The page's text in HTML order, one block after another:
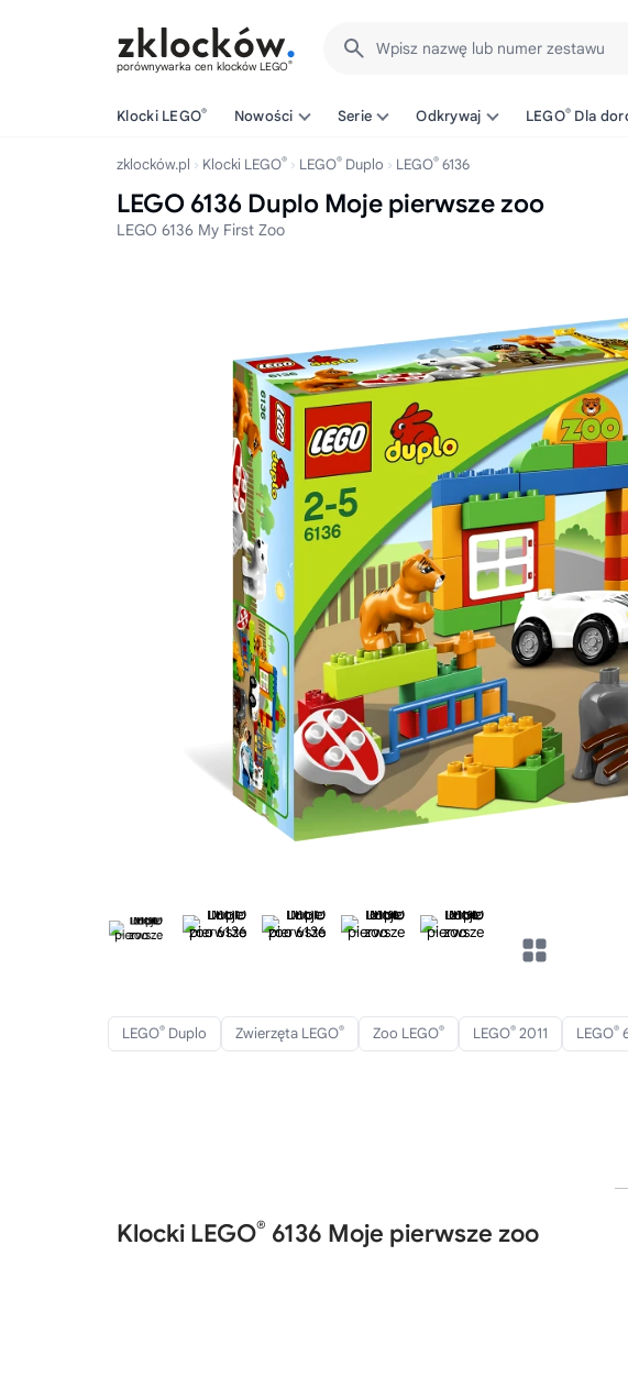
porównywarka cen klocków LEGO®
Wpisz nazwę lub numer zestawu
Klocki LEGO® Nowości Serie Odkrywaj LEGO® Dla
zklocków.pl Klocki LEGO® LEGO® Duplo LEGO® 6136
LEGO 6136 Duplo Moje pierwsze zoo
LEGO 6136 My First Zoo
LEGO® Duplo Zwierzęta LEGO® Zoo LEGO® LEGO® 2011 LEGO®
Klocki LEGO® 6136 Moje pierwsze zoo